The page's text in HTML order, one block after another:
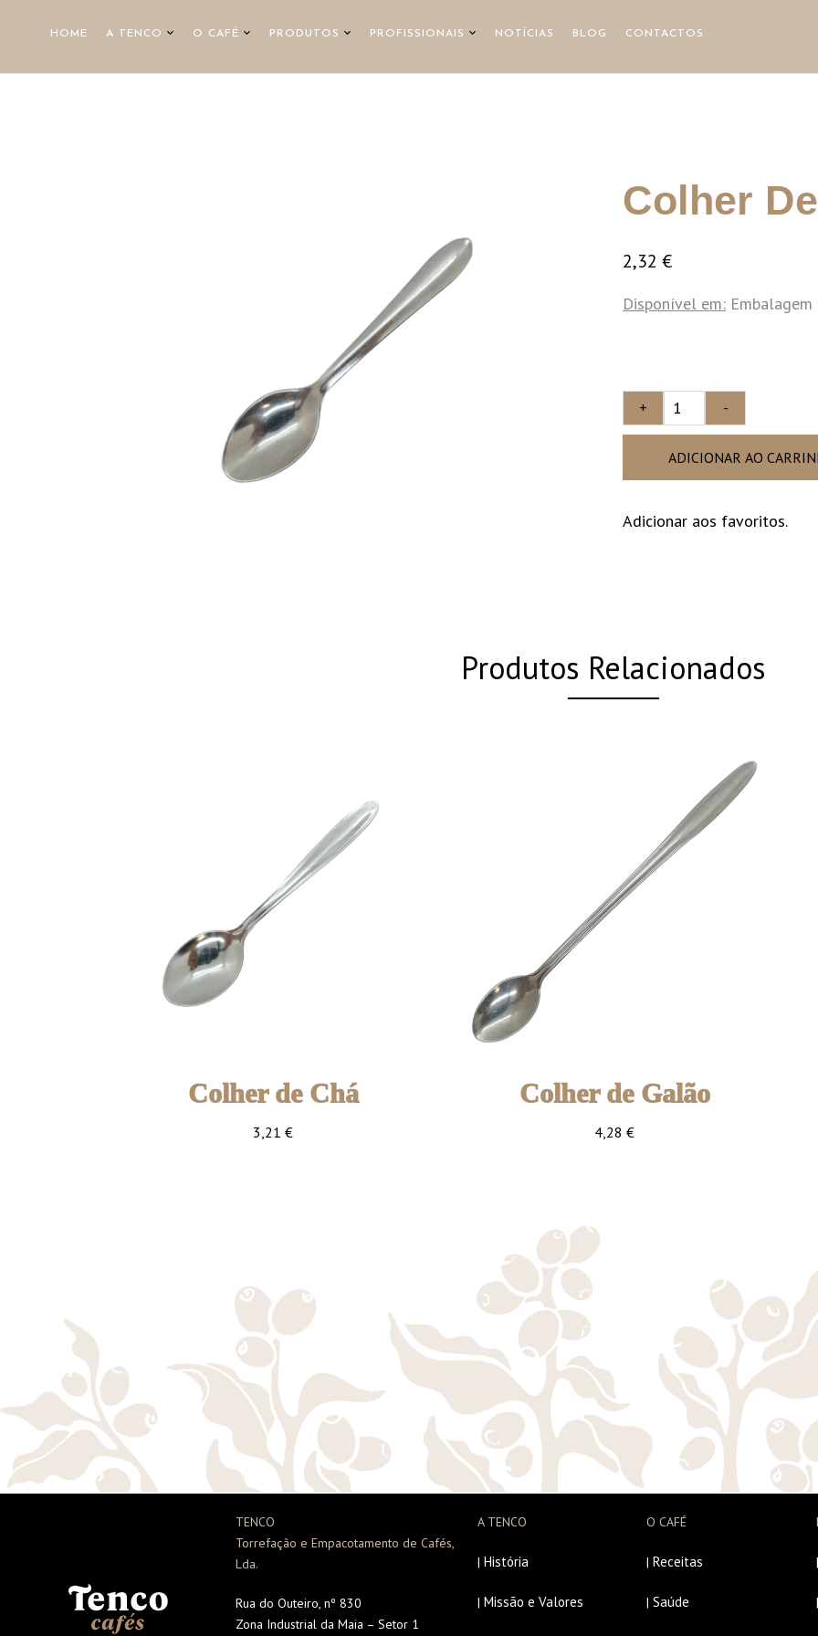
HOME A TENCO O CAFÉ PRODUTOS PROFISSIONAIS NOTÍCIAS BLOG CONTACTOS
Colher
2,32 €
Disponível em:
+ -
ADICIONAR AO
Adicionar aos favoritos.
Produtos Relacionados
Colher de Chá
3,21 €
Colher de Galão
4,28 €
TENCO
Torrefação e Empacotamento de Cafés,
Lda.
Rua do Outeiro, nº 830
Zona Industrial da Maia – Setor 1
A TENCO
|História
|Missão e Valores
O CAFÉ
|Receitas
|Saúde